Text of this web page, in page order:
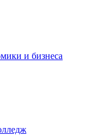
и бизнеса